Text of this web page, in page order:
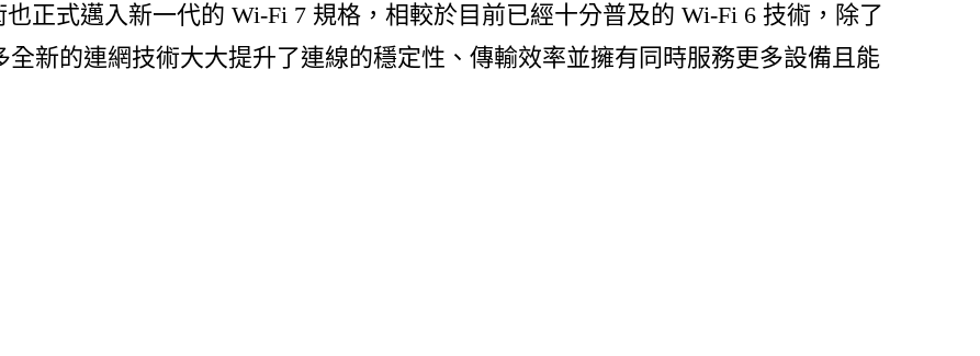
正式邁入新一代的 Wi-Fi 7 規格，相較於目前已經十分普及的 Wi-Fi 6 技術，除了
新的連網技術大大提升了連線的穩定性、傳輸效率並擁有同時服務更多設備且能